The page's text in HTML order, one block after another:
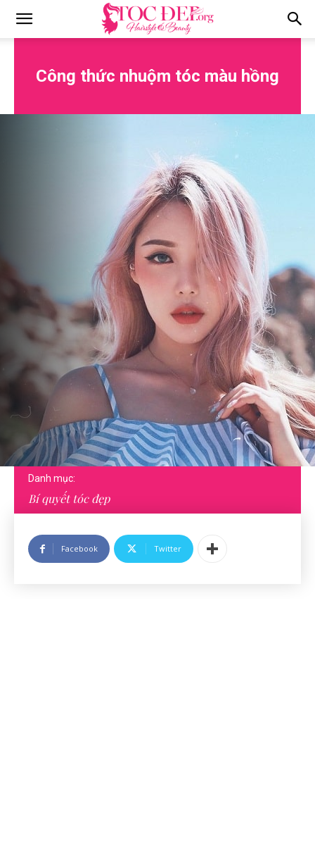
Công thức nhuộm tóc màu hồng
Danh mục:
Bí quyết tóc đẹp
Facebook Twitter